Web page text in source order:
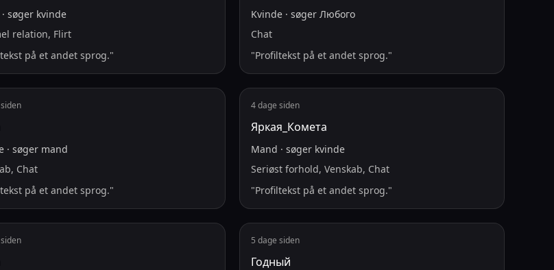
· søger kvinde
relation, Flirt
på et andet sprog."
Kvinde ·søger Любого
Chat
"Profiltekst på et andet sprog."
· søger mand
Chat
på et andet sprog."
4 dage siden
Яркая_Комета
Mand ·søger kvinde
Seriøst forhold, Venskab, Chat
"Profiltekst på et andet sprog."
5 dage siden
Годный